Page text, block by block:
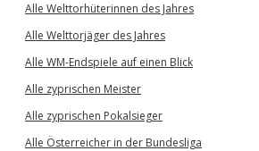
Alle Welttorhüterinnen des Jahres
Alle Welttorjäger des Jahres
Alle WM-Endspiele auf einen Blick
Alle zyprischen Meister
Alle zyprischen Pokalsieger
Alle Österreicher in der Bundesliga